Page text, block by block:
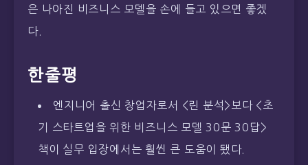
은 나아진 비즈니스 모델을 손에 들고 있으면 좋겠
다.
한줄평
엔지니어 출신 창업자로서 <린 분석>보다 <초
기 스타트업을 위한 비즈니스 모델 30문 30답>
책이 실무 입장에서는 훨씬 큰 도움이 됐다.